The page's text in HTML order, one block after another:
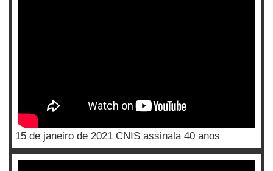
15 de janeiro de 2021 CNIS assinala 40 anos